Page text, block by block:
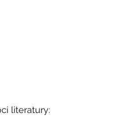
literatury: